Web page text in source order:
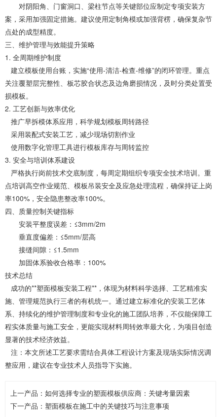
对阴阳角、门窗洞口、梁柱节点等关键部位应制定专项安装方
案，采用加强固定措施。建议使用定制角模或加强背楞，确保复杂节
点处的成型精度。
三、维护管理与效能提升策略
1. 全周期维护制度
建立模板使用台账，实施“使用-清洁-检查-维修”的闭环管理。重点
关注覆塑层完整性、板芯胶合状态及边角磨损情况，及时分类处置受
损模板。
2. 工艺创新与效率优化
推广早拆模体系应用，科学规划模板周转路径
采用装配式安装工艺，减少现场切割作业
使用数字化管理工具进行模板库存与周转监控
3. 安全与培训体系建设
严格执行岗前技术交底制度，每周定期组织专项安全技术培训。重
点培训高空作业规范、模板吊装安全及应急处理流程，确保持证上岗
率100% ，安全隐患整改率100%。
四、质量控制关键指标
安装平整度误差： ≤3mm/2m
垂直度偏差： ≤5mm/层高
接缝间隙： ≤1.5mm
加固体系验收合格率： 100%
技术总结
成功的**塑面模板安装工程** ，体现为材料科学选择、工艺精准实
施、管理规范执行三者的有机统一。通过建立标准化的安装工艺体
系、持续化的维护管理制度和专业化的施工团队培养，不仅能保障工
程实体质量与施工安全，更能实现材料周转效率最大化，为项目创造
显著的技术经济效益。
注：本文所述工艺要求需结合具体工程设计方案及现场实际情况调
整应用，建议在专业技术人员指导下实施。
上一产品： 如何选择专业的塑面模板供应商：关键考量因素
下一产品： 塑面模板在施工中的关键技巧与注意事项